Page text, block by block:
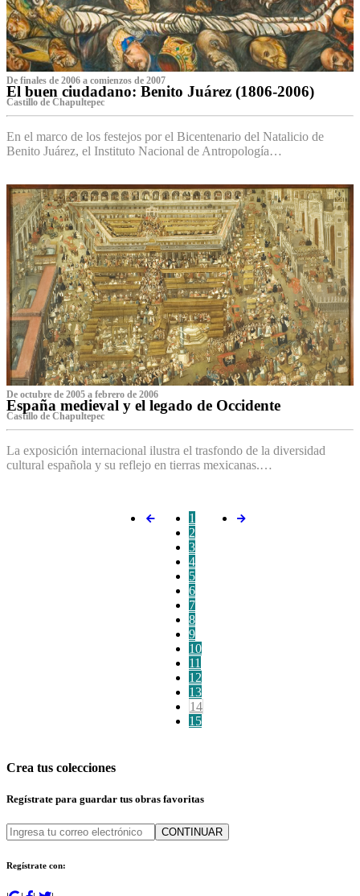
De finales de 2006 a comienzos de 2007
El buen ciudadano: Benito Juárez (1806-2006)
Castillo de Chapultepec
En el marco de los festejos por el Bicentenario del Natalicio de
Benito Juárez, el Instituto Nacional de Antropología…
De octubre de 2005 a febrero de 2006
España medieval y el legado de Occidente
Castillo de Chapultepec
La exposición internacional ilustra el trasfondo de la diversidad
cultural española y su reflejo en tierras mexicanas.…
1
2
3
4
5
6
7
8
9
10
11
12
13
14
15
Crea tus colecciones
Regístrate para guardar tus obras favoritas
CONTINUAR
Regístrate con: